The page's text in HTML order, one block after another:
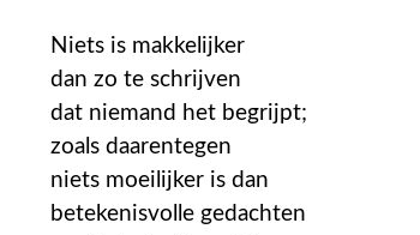
Niets is makkelijker
dan zo te schrijven
dat niemand het begrijpt;
zoals daarentegen
niets moeilijker is dan
betekenisvolle gedachten